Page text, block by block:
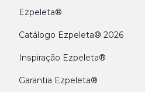
Ezpeleta®
Catálogo Ezpeleta® 2026
Inspiração Ezpeleta®
Garantia Ezpeleta®